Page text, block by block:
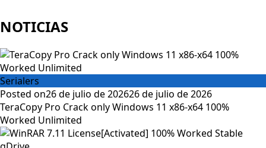
NOTICIAS
Serialers
Posted on26 de julio de 202626 de julio de 2026
TeraCopy Pro Crack only Windows 11 x86-x64 100%
Worked Unlimited